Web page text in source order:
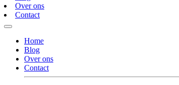
Over ons
Contact
Home
Blog
Over ons
Contact